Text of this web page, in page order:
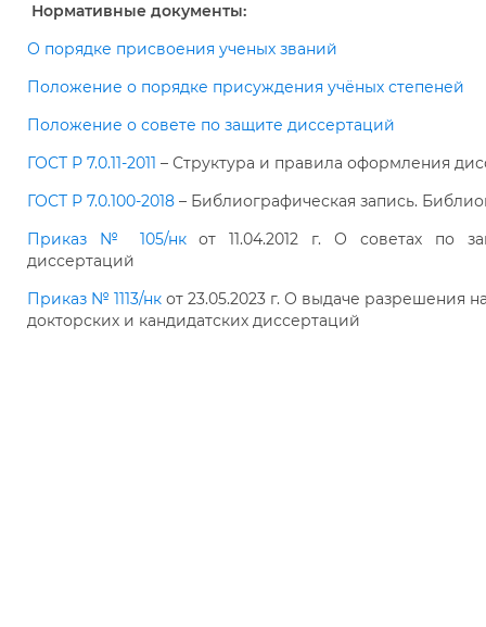
Нормативные документы:
О порядке присвоения ученых званий
Положение о порядке присуждения учёных степеней
Положение о совете по защите диссертаций
ГОСТ Р 7.0.11-2011 – Структура и правила оформления
ГОСТ Р 7.0.100-2018 – Библиографическая запись.
Приказ № 105/нкот 11.04.2012 г. О советах по
диссертаций
Приказ № 1113/нк от 23.05.2023 г. О выдаче разрешения
докторских и кандидатских диссертаций